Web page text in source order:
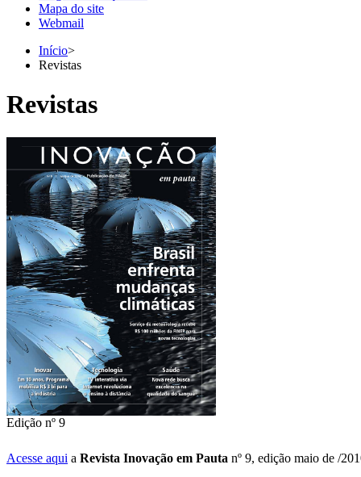
Mapa do site
Webmail
Início>
Revistas
Revistas
Edição nº 9
Acesse aqui a Revista Inovação em Pauta nº 9, edição maio de /